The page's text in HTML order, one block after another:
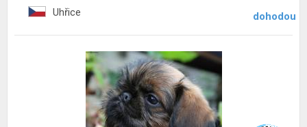
Uhřice dohodou